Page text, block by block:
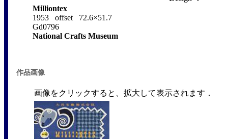
Milliontex
1953 offset 72.6×51.7
Gd0796
National Crafts Museum
作品画像
画像をクリックすると、拡大して表示されます．